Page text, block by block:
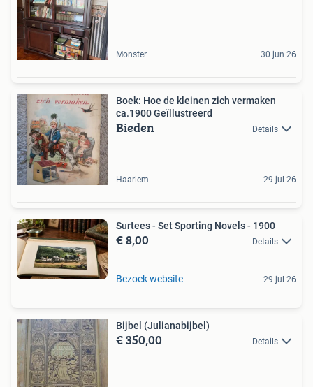
Monster 30 jun 26
Boek: Hoe de kleinen zich vermaken
ca.1900 Geïllustreerd
Bieden Details
Haarlem 29 jul 26
Surtees - Set Sporting Novels - 1900
€ 8,00 Details
Bezoek website 29 jul 26
Bijbel (Julianabijbel)
€ 350,00 Details